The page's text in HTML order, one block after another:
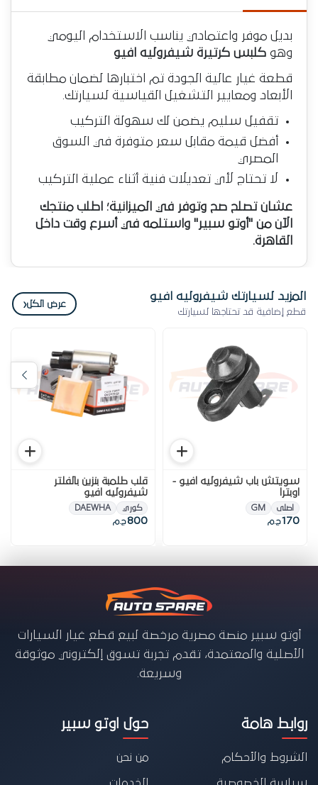
بديل موفر واعتمادي يناسب الاستخدام اليومي
وهو كلبس كرتيرة شيفروليه افيو
قطعة غيار عالية الجودة تم اختبارها لضمان مطابقة
الأبعاد ومعايير التشغيل القياسية لسيارتك.
تقفيل سليم يضمن لك سهولة التركيب
أفضل قيمة مقابل سعر متوفرة في السوق
المصري
لا تحتاج لأي تعديلات فنية أثناء عملية التركيب
عشان تصلح صح وتوفر في الميزانية؛ اطلب منتجك
الآن من "أوتو سبير" واستلمه في أسرع وقت داخل
القاهرة.
المزيد لسيارتك شيفروليه افيو
قطع إضافية قد تحتاجها لسيارتك
عرض الكل‹
سويتش باب شيفروليه افيو -
اوبترا
اصلى GM
170ج.م
قلب طلمبة بنزين بالفلتر
شيفروليه افيو
كوري DAEWHA
800ج.م
أوتو سبير منصة مصرية مرخصة لبيع قطع غيار السيارات
الأصلية والمعتمدة، تقدم تجربة تسوق إلكتروني موثوقة
وسريعة.
روابط هامة
الشروط والأحكام
حول اوتو سبير
من نحن